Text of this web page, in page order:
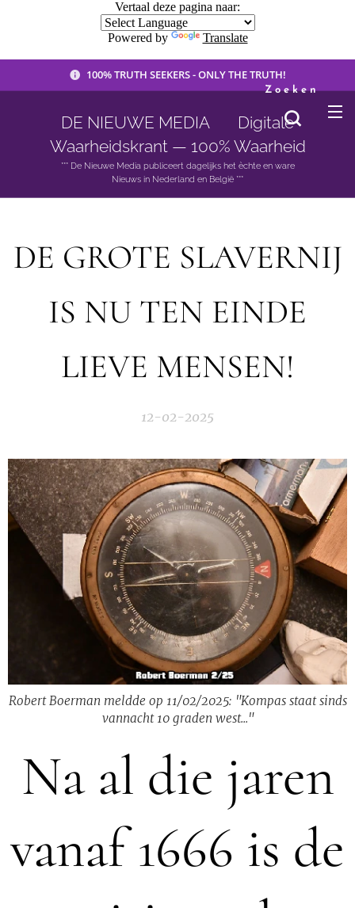
Vertaal deze pagina naar:
Powered by Translate
100% TRUTH SEEKERS - ONLY THE TRUTH!
DE NIEUWE MEDIA 🟣 Digitale
Waarheidskrant — 100% Waarheid
*** De Nieuwe Media publiceert dagelijks het èchte en ware
Nieuws in Nederland en België ***
Zoeken
DE GROTE SLAVERNIJ
IS NU TEN EINDE
LIEVE MENSEN!
12-02-2025
Robert Boerman meldde op 11/02/2025: "Kompas staat sinds
vannacht 10 graden west..."
Na al die jaren
vanaf 1666 is de